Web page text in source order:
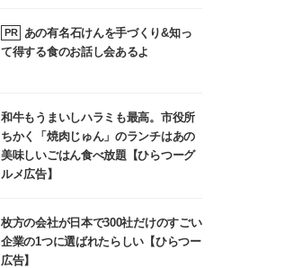
PR
あの有名石けんを手づくり&知っ
て得する食のお話し会あるよ
和牛もうまいしハラミも最高。市役所
ちかく「焼肉じゅん」のランチはあの
美味しいごはん食べ放題【ひらつーグ
ルメ広告】
枚方の会社が日本で300社だけのすごい
企業の1つに選ばれたらしい【ひらつー
広告】